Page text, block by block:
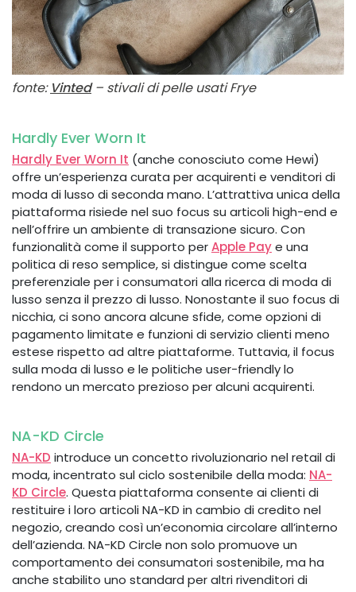
fonte: Vinted– stivali di pelle usati Frye
Hardly Ever Worn It
Hardly Ever Worn It (anche conosciuto come Hewi)
offre un’esperienza curata per acquirenti e venditori di
moda di lusso di seconda mano. L’attrattiva unica della
piattaforma risiede nel suo focus su articoli high-end e
nell’offrire un ambiente di transazione sicuro. Con
funzionalità come il supporto perApple Paye una
politica di reso semplice, si distingue come scelta
preferenziale per i consumatori alla ricerca di moda di
lusso senza il prezzo di lusso. Nonostante il suo focus di
nicchia, ci sono ancora alcune sfide, come opzioni di
pagamento limitate e funzioni di servizio clienti meno
estese rispetto ad altre piattaforme. Tuttavia, il focus
sulla moda di lusso e le politiche user-friendly lo
rendono un mercato prezioso per alcuni acquirenti.
NA-KD Circle
NA-KD introduce un concetto rivoluzionario nel retail di
moda, incentrato sul ciclo sostenibile della moda: NA-
KD Circle. Questa piattaforma consente ai clienti di
restituire i loro articoli NA-KD in cambio di credito nel
negozio, creando così un’economia circolare all’interno
dell’azienda. NA-KD Circle non solo promuove un
comportamento dei consumatori sostenibile, ma ha
anche stabilito uno standard per altri rivenditori di